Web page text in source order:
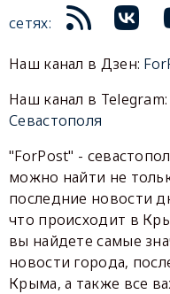
сетях:
Наш канал в Дзен:
Наш канал в Telegram:
Севастополя
"ForPost" -
можно найти не
последние новости
что происходит в
вы найдете самые
новости города,
Крыма, а также все